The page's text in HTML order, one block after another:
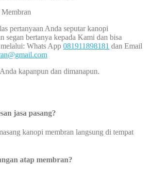
Membran
pertanyaan Anda seputar kanopi
segan bertanya kepada Kami dan bisa
Whats App 081911898181 dan Email
kapanpun dan dimanapun.
jasa pasang?
kanopi membran langsung di tempat
atap membran?